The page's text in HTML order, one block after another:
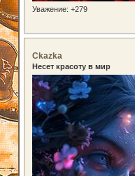
Уважение: +279
Ckazka
Несет красоту в мир